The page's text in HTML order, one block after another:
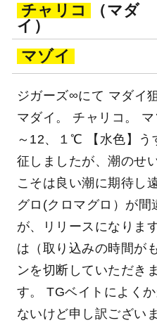
チャリコ
（マダ
イ）
マゾイ
ジガーズ∞にて マダイ
マダイ。 チャリコ。
～12、１℃ 【水色】う
征しましたが、潮のせ
こそは良い潮に期待し
グロ(クロマグロ）が
が、リリースになりま
は（取り込みの時間が
ンを切断していただき
す。 TGベイトによく
ないけど申し訳ござい